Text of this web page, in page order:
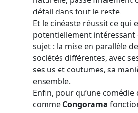
détail dans tout le reste.
Et le cinéaste réussit ce qui
potentiellement intéressant
sujet : la mise en parallèle
sociétés différentes, avec
ses us et coutumes, sa
ensemble.
Enfin, pour qu’une
comme Congorama